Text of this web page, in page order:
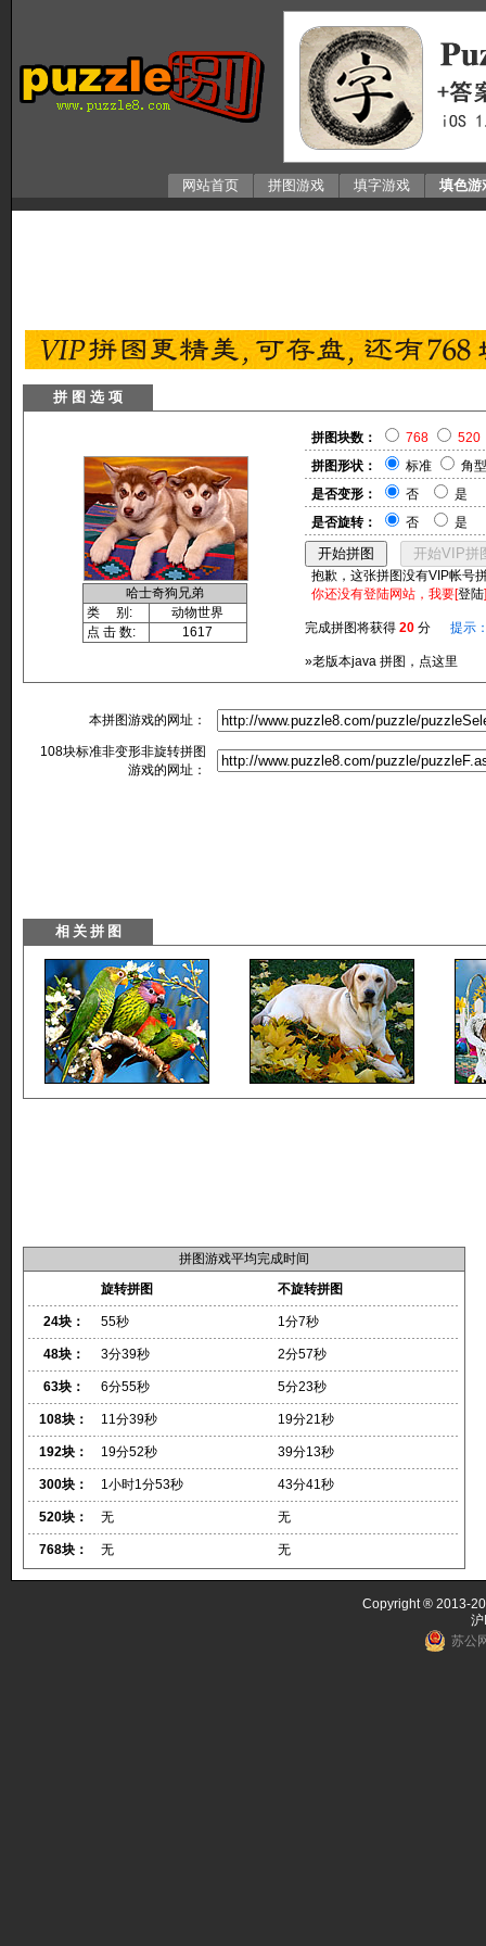
网站首页 拼图游戏 填字游戏 填色游
拼 图 选 项
哈士奇狗兄弟
类 别:
动物世界
点 击 数:
1617
拼图块数： 768
520
拼图形状：
标准
角型
是否变形：
否
是
是否旋转：
否 是
抱歉，这张拼图没有VIP帐号
你还没有登陆网站，我要[登陆
完成拼图将获得 20 分 提示
»老版本java 拼图，点这里
本拼图游戏的网址：
108块标准非变形非旋转拼图
游戏的网址：
拼图游戏平均完成时间
旋转拼图
不旋转拼图
24块： 55秒 1分7秒
48块： 3分39秒 2分57秒
63块： 6分55秒 5分23秒
108块： 11分39秒 19分21秒
192块： 19分52秒 39分13秒
300块： 1小时1分53秒 43分41秒
520块： 无 无
768块： 无 无
Copyright ® 2013-
苏公